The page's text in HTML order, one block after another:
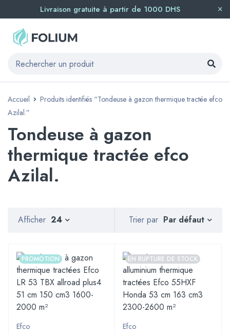
Livraison gratuite à partir de 1000 DHS
Accueil
Produits identifiés “Tondeuse à gazon thermique tractée efco
Azilal.”
Tondeuse à gazon
thermique tractée efco
Azilal.
Trier par Par défaut
Afficher 24
PROMOTION
Efco
EN RUPTURE DE STOCK
Efco